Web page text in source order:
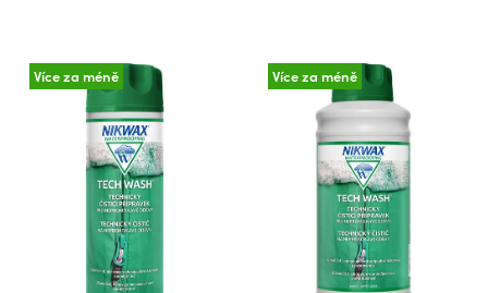
Více za méně Více za méně